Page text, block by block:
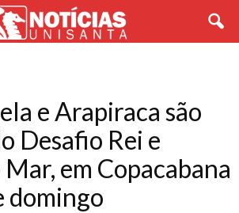
e Arapiraca são
Desafio Rei e
em Copacabana
domingo